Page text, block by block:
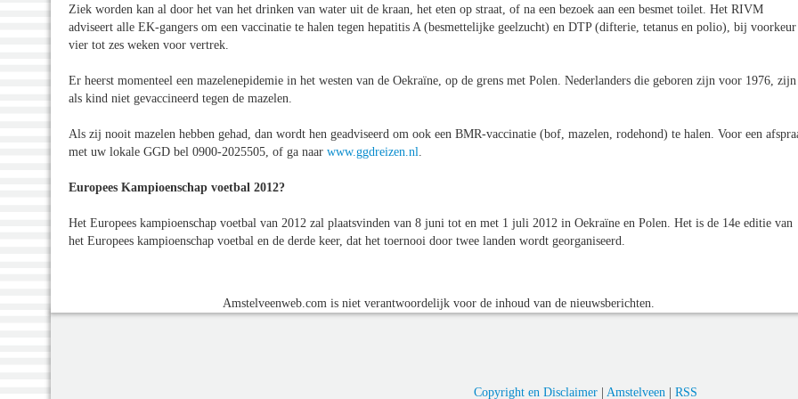
Ziek worden kan al door het van het drinken van water uit de kraan, het eten op straat, of na een bezoek aan een besmet toilet. Het RIVM
adviseert alle EK-gangers om een vaccinatie te halen tegen hepatitis A (besmettelijke geelzucht) en DTP (difterie, tetanus en polio), bij voorkeur
vier tot zes weken voor vertrek.
Er heerst momenteel een mazelenepidemie in het westen van de Oekraïne, op de grens met Polen. Nederlanders die geboren zijn voor 1976, zijn
als kind niet gevaccineerd tegen de mazelen.
Als zij nooit mazelen hebben gehad, dan wordt hen geadviseerd om ook een BMR-vaccinatie (bof, mazelen, rodehond) te halen. Voor een
met uw lokale GGD bel 0900-2025505, of ga naar www.ggdreizen.nl
Europees Kampioenschap voetbal 2012?
Het Europees kampioenschap voetbal van 2012 zal plaatsvinden van 8 juni tot en met 1 juli 2012 in Oekraïne en Polen. Het is de 14e editie van
het Europees kampioenschap voetbal en de derde keer, dat het toernooi door twee landen wordt georganiseerd.
Amstelveenweb.com is niet verantwoordelijk voor de inhoud van de nieuwsberichten.
Copyright en Disclaimer| Amstelveen | RSS